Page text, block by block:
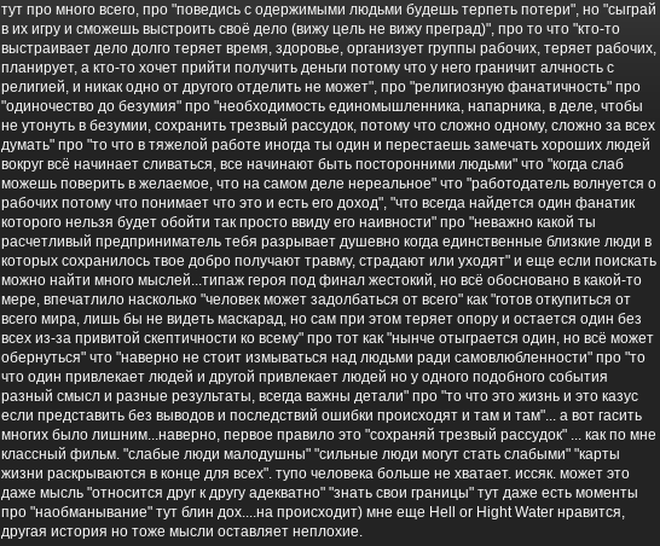
тут про много всего, про "поведись с одержимыми людьми будешь терпеть потери", но "сыграй
в их игру и сможешь выстроить своё дело (вижу цель не вижу преград)", про то что "кто-то
выстраивает дело долго теряет время, здоровье, организует группы рабочих, теряет рабочих,
планирует, а кто-то хочет прийти получить деньги потому что у него граничит алчность с
религией, и никак одно от другого отделить не может", про "религиозную фанатичность" про
"одиночество до безумия" про "необходимость единомышленника, напарника, в деле, чтобы
не утонуть в безумии, сохранить трезвый рассудок, потому что сложно одному, сложно за всех
думать" про "то что в тяжелой работе иногда ты один и перестаешь замечать хороших людей
вокруг всё начинает сливаться, все начинают быть посторонними людьми" что "когда слаб
можешь поверить в желаемое, что на самом деле нереальное" что "работодатель волнуется о
рабочих потому что понимает что это и есть его доход", "что всегда найдется один фанатик
которого нельзя будет обойти так просто ввиду его наивности" про "неважно какой ты
расчетливый предприниматель тебя разрывает душевно когда единственные близкие люди в
которых сохранилось твое добро получают травму, страдают или уходят" и еще если поискать
можно найти много мыслей...типаж героя под финал жестокий, но всё обосновано в какой-то
мере, впечатлило насколько "человек может задолбаться от всего" как "готов откупиться от
всего мира, лишь бы не видеть маскарад, но сам при этом теряет опору и остается один без
всех из-за привитой скептичности ко всему" про тот как "нынче отыграется один, но всё может
обернуться" что "наверно не стоит измываться над людьми ради самовлюбленности" про "то
что один привлекает людей и другой привлекает людей но у одного подобного события
разный смысл и разные результаты, всегда важны детали" про "то что это жизнь и это казус
если представить без выводов и последствий ошибки происходят и там и там"... а вот гасить
многих было лишним...наверно, первое правило это "сохраняй трезвый рассудок" ... как по мне
классный фильм. "слабые люди малодушны" "сильные люди могут стать слабыми" "карты
жизни раскрываются в конце для всех". тупо человека больше не хватает. иссяк. может это
даже мысль "относится друг к другу адекватно" "знать свои границы" тут даже есть моменты
про "наобманывание" тут блин дох....на происходит) мне еще Hell or Hight Water нравится,
другая история но тоже мысли оставляет неплохие.